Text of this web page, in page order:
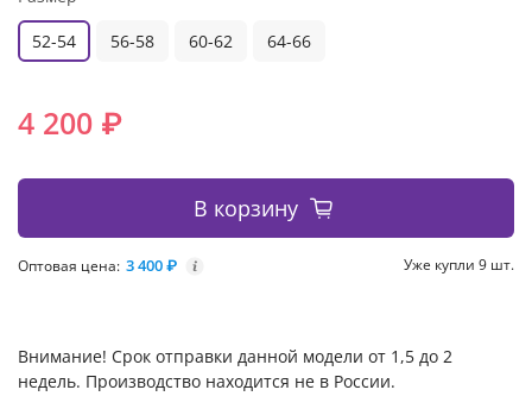
52-54
56-58 60-62 64-66
4 200 ₽
В корзину
Оптовая цена: 3 400 ₽ i Уже купли 9 шт.
Внимание! Срок отправки данной модели от 1,5 до 2
недель. Производство находится не в России.